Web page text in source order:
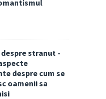
stranut -
despre cum se
oamenii sa